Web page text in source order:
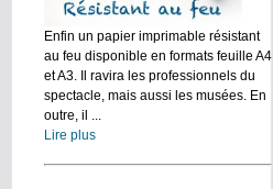
Enfin un papier imprimable résistant
au feu disponible en formats feuille A4
et A3. Il ravira les professionnels du
spectacle, mais aussi les musées. En
outre, il ...
Lire plus